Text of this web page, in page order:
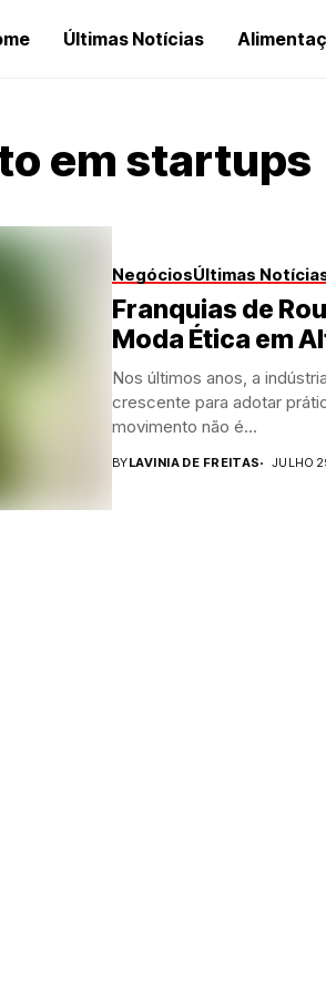
Últimas Notícias
em startups
NegóciosÚltimas
Franquias de
Moda Ética em
Nos últimos anos, a
crescente para adotar
movimento não é...
BYLAVINIA DE FREITAS JULHO